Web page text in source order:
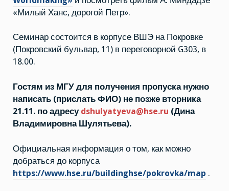
«Милый Ханс, дорогой Петр».
Семинар состоится в корпусе ВШЭ на Покровке
(Покровский бульвар, 11) в переговорной G303, в
18.00.
Гостям из МГУ для получения пропуска нужно
написать (прислать ФИО) не позже вторника
21.11. по адресу dshulyatyeva@hse.ru (Дина
Владимировна Шулятьева).
Официальная информация о том, как можно
добраться до корпуса
https://www.hse.ru/buildinghse/pokrovka/map .